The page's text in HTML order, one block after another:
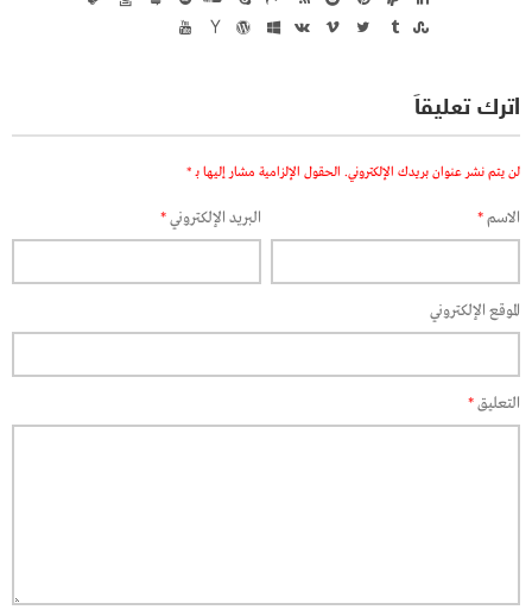
اترك تعليقاً
لن يتم نشر عنوان بريدك الإلكتروني. الحقول الإلزامية مشار إليها بـ *
الاسم* البريد الإلكتروني*
الموقع الإلكتروني
التعليق*